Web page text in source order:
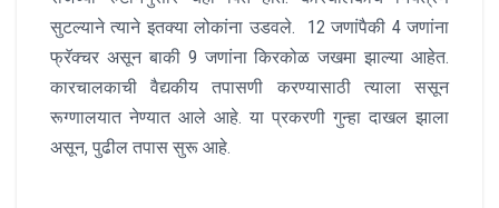
सुटल्याने त्याने इतक्या लोकांना उडवले. 12 जणांपैकी 4 जणांना
फ्रॅक्चर असून बाकी 9 जणांना किरकोळ जखमा झाल्या आहेत.
कारचालकाची वैद्यकीय तपासणी करण्यासाठी त्याला ससून
रूग्णालयात नेण्यात आले आहे. या प्रकरणी गुन्हा दाखल झाला
असून, पुढील तपास सुरू आहे.